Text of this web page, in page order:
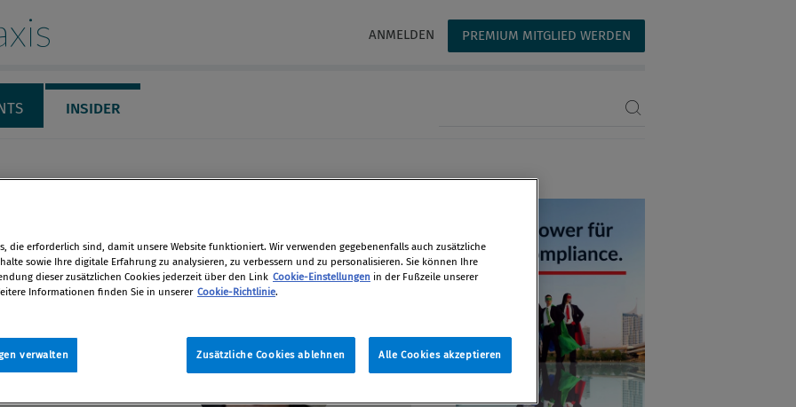
ANMELDEN PREMIUM MITGLIED WERDEN
INSIDER
die erforderlich sind, damit unsere Website funktioniert. Wir verwenden gegebenenfalls auch zusätzliche
sowie Ihre digitale Erfahrung zu analysieren, zu verbessern und zu personalisieren. Sie können Ihre
dieser zusätzlichen Cookies jederzeit über den Link Cookie-Einstellungen in der Fußzeile unserer
Informationen finden Sie in unserer Cookie-Richtlinie.
Zusätzliche Cookies ablehnen Alle Cookies akzeptieren
verwalten